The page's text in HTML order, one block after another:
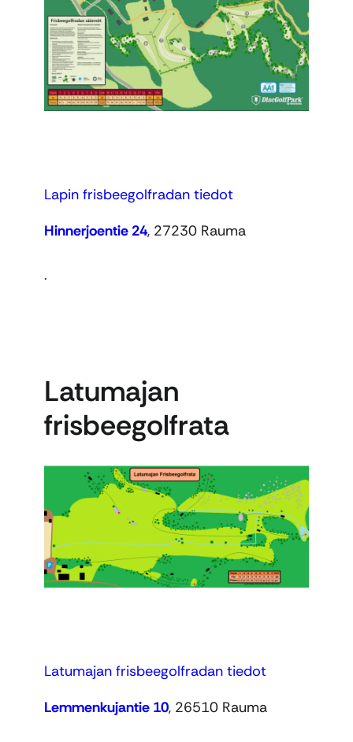
Lapin frisbeegolfradan tiedot
Hinnerjoentie 24, 27230 Rauma
.
Latumajan
frisbeegolfrata
Latumajan frisbeegolfradan tiedot
Lemmenkujantie 10, 26510 Rauma